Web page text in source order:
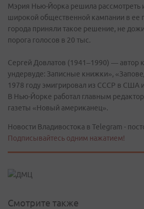
Мэрия Нью-Йорка решила рассмотреть
широкой общественной кампании в ее
города приняли такое решение, не
порога голосов в 20 тыс.
Сергей Довлатов (1941–1990) — автор
ундервуде: Записные книжки»,
1978 году эмигрировал из СССР в США
В Нью-Йорке работал главным
газеты «Новый американец».
Новости Владивостока в Telegram -
Подписывайтесь одним нажатием!
Смотрите также